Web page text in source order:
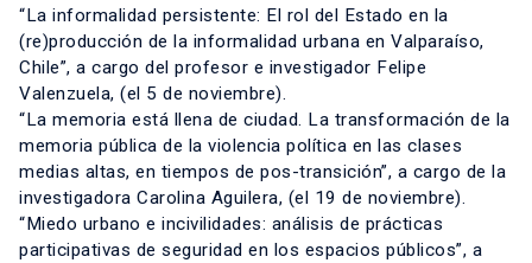
“La informalidad persistente: El rol del Estado en la
(re)producción de la informalidad urbana en Valparaíso,
Chile”, a cargo del profesor e investigador Felipe
Valenzuela, (el 5 de noviembre).
“La memoria está llena de ciudad. La transformación de la
memoria pública de la violencia política en las clases
medias altas, en tiempos de pos-transición”, a cargo de la
investigadora Carolina Aguilera, (el 19 de noviembre).
“Miedo urbano e incivilidades: análisis de prácticas
participativas de seguridad en los espacios públicos”, a